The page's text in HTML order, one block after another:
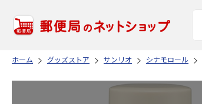
ホーム グッズストア サンリオ シナモロール